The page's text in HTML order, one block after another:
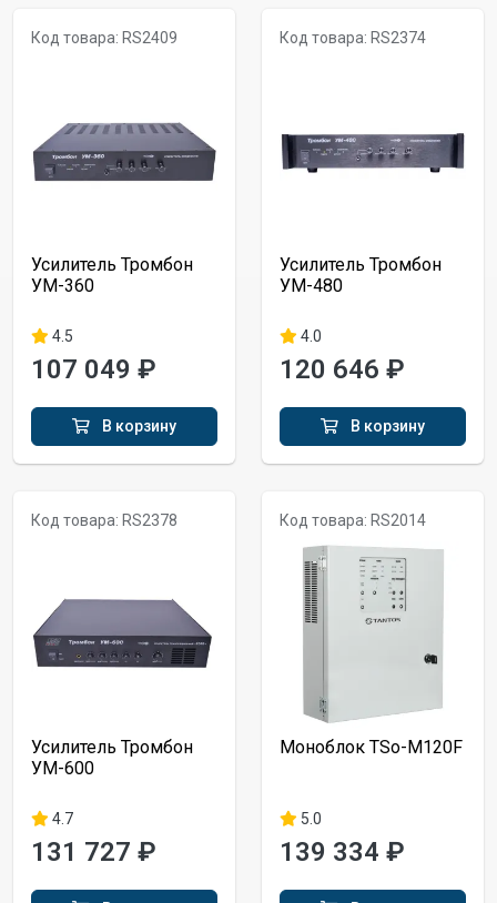
Код товара: RS2409
Усилитель Тромбон
УМ-360
4.5
107 049 ₽
В корзину
Код товара: RS2374
Усилитель Тромбон
УМ-480
4.0
120 646 ₽
В корзину
Код товара: RS2378
Усилитель Тромбон
УМ-600
4.7
131 727 ₽
Код товара: RS2014
Моноблок TSo-M120F
5.0
139 334 ₽